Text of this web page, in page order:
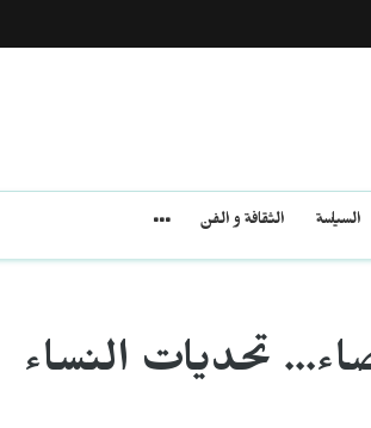
السياسة الثقافة و الفن
تحديات النساء